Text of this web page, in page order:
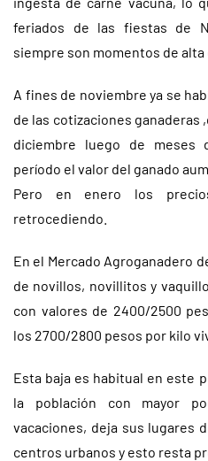
feriados de las fiestas de
siempre son momentos de alta
A fines de noviembre ya se
de las cotizaciones ganaderas
diciembre luego de meses
período el valor del ganado
Pero en enero los
retrocediendo.
En el Mercado Agroganadero
de novillos, novillitos y
con valores de 2400/2500
los 2700/2800 pesos por kilo
Esta baja es habitual en este
la población con mayor
vacaciones, deja sus lugares
centros urbanos y esto resta